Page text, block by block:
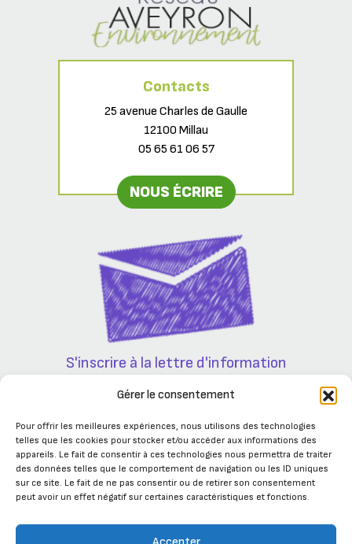
Gérer le consentement
Pour offrir les meilleures expériences, nous utilisons des technologies
telles que les cookies pour stocker et/ou accéder aux informations des
appareils. Le fait de consentir à ces technologies nous permettra de traiter
des données telles que le comportement de navigation ou les ID uniques
sur ce site. Le fait de ne pas consentir ou de retirer son consentement
peut avoir un effet négatif sur certaines caractéristiques et fonctions.
Contacts
25 avenue Charles de Gaulle
12100 Millau
05 65 61 06 57
NOUS ÉCRIRE
S'inscrire à la lettre d'information